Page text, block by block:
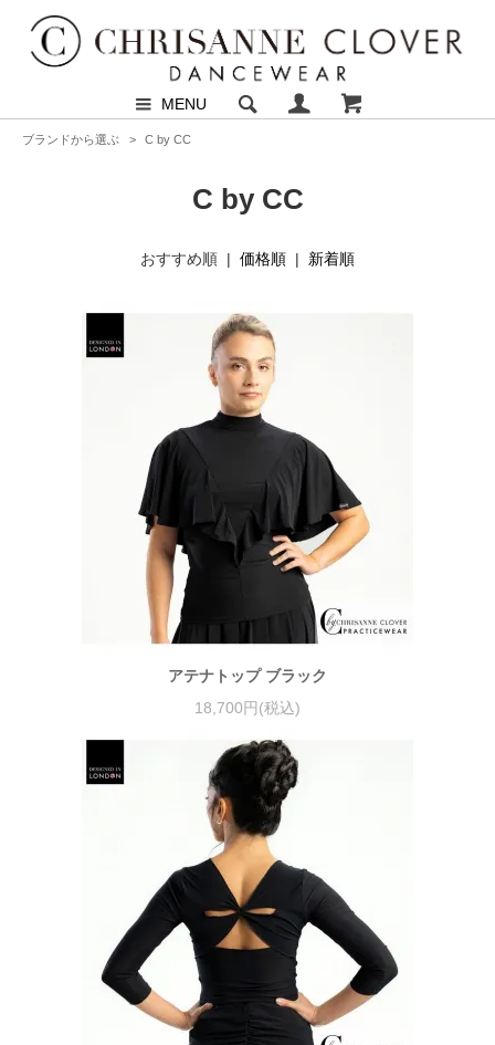
MENU
ブランドから選ぶ > C by CC
C by CC
おすすめ順 | 価格順 | 新着順
アテナトップ ブラック
18,700円(税込)